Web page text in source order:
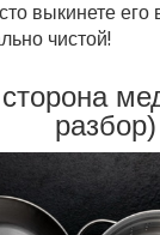
выкинете его
чистой!
разбор)